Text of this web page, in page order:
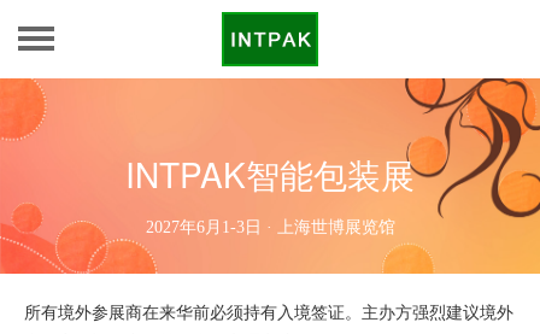
INTPAK智能包装展
2027年6月1-3日 · 上海世博展览馆
所有境外参展商在来华前必须持有入境签证。主办方强烈建议境外